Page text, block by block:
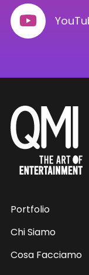
Portfolio
Chi Siamo
Cosa Facciamo